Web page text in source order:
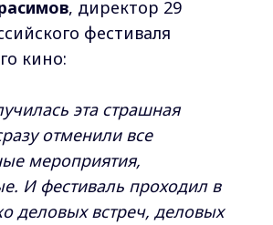
, директор 29
фестиваля
кино:
эта страшная
отменили все
мероприятия,
И фестиваль проходил в
деловых встреч, деловых